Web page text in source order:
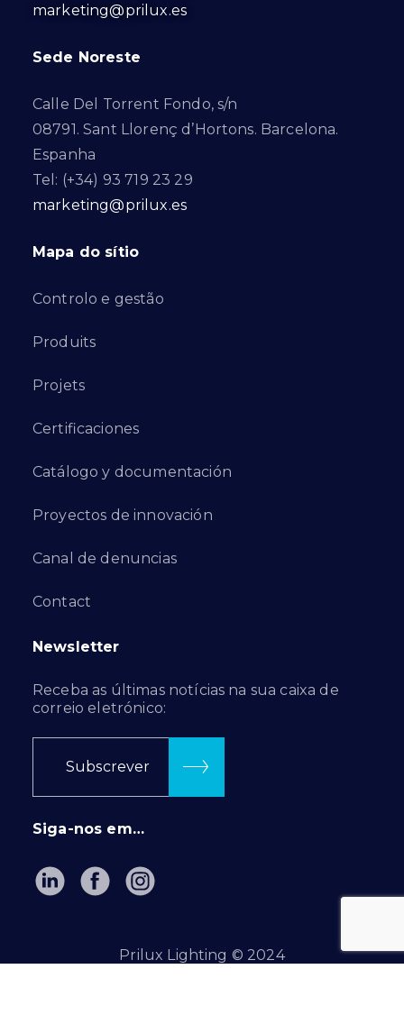
marketing@prilux.es
Sede Noreste
Calle Del Torrent Fondo, s/n
08791. Sant Llorenç d’Hortons. Barcelona.
Espanha
Tel: (+34) 93 719 23 29
marketing@prilux.es
Mapa do sítio
Controlo e gestão
Produits
Projets
Certificaciones
Catálogo y documentación
Proyectos de innovación
Canal de denuncias
Contact
Newsletter
Receba as últimas notícias na sua caixa de
correio eletrónico:
Subscrever
Siga-nos em…
Prilux Lighting © 2024